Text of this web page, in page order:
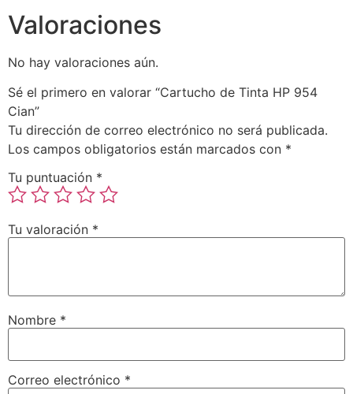
Valoraciones
No hay valoraciones aún.
Sé el primero en valorar “Cartucho de Tinta HP 954
Cian”
Tu dirección de correo electrónico no será publicada.
Los campos obligatorios están marcados con *
Tu puntuación *
Tu valoración *
Nombre *
Correo electrónico *